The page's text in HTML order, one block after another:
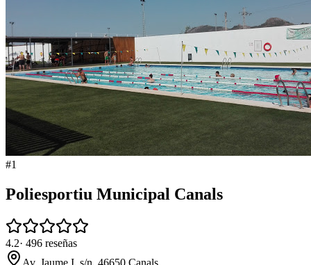
#1
Poliesportiu Municipal Canals
4.2· 496 reseñas
Av. Jaume I, s/n, 46650 Canals